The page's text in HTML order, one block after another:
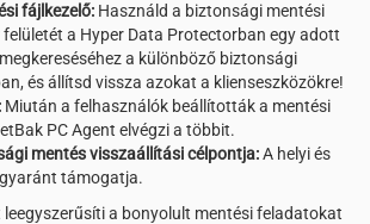
fájlkezelő: Használd a biztonsági mentési
a Hyper Data Protectorban egy adott
a különböző biztonsági
és állítsd vissza azokat a klienseszközökre!
Miután a felhasználók beállították a mentési
PC Agent elvégzi a többit.
mentés visszaállítási célpontja:A helyi és
támogatja.
leegyszerűsíti a bonyolult mentési feladatokat